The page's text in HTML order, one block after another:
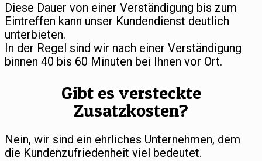
Diese Dauer von einer Verständigung bis zum
Eintreffen kann unser Kundendienst deutlich
unterbieten.
In der Regel sind wir nach einer Verständigung
binnen 40 bis 60 Minuten bei Ihnen vor Ort.
Gibt es versteckte
Zusatzkosten?
Nein, wir sind ein ehrliches Unternehmen, dem
die Kundenzufriedenheit viel bedeutet.